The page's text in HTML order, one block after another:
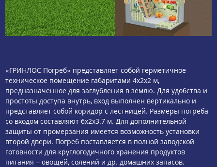
«ГРИНЛОС Погреб» представляет собой герметичное
техническое помещение габаритами 4x2x2 м,
предназначенное для заглубления в землю. Для удобства и
простоты доступа внутрь, вход выполнен вертикально и
представляет собой коридор с лестницей. Размеры погреба
со входом составляют 6x2x3.7 м. Для дополнительной
защиты от промерзания имеется возможность установки
второй двери. Погреб поставляется в полной заводской
готовности для круглогодичного хранения продуктов
питания – овощей, солений и др. домашних запасов.